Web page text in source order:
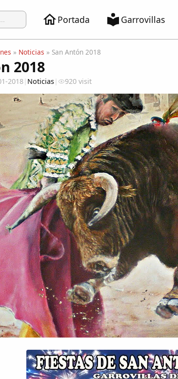
Portada Garrovillas
» Noticias » San Antón 2018
2018
2018| Noticias| 920 visit